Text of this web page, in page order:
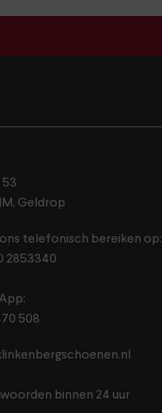
53
Geldrop
telefonisch bereiken op:
2853340
508
binnen 24 uur